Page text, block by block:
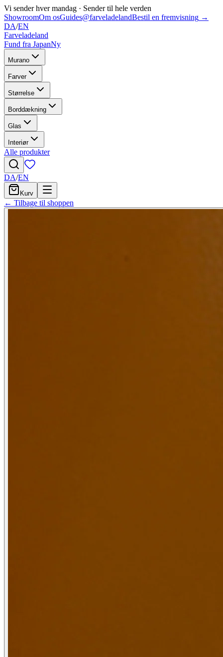
Vi sender hver mandag · Sender til hele verden
ShowroomOm osGuides@farveladelandBestil en fremvisning →
DA/EN
Farveladeland
Fund fra JapanNy
Murano
Farver
Størrelse
Borddækning
Glas
Interiør
Alle produkter
DA/EN
Kurv
← Tilbage til shoppen